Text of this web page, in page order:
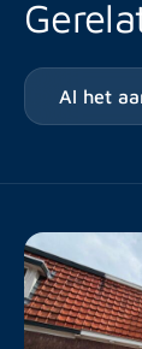
Al het